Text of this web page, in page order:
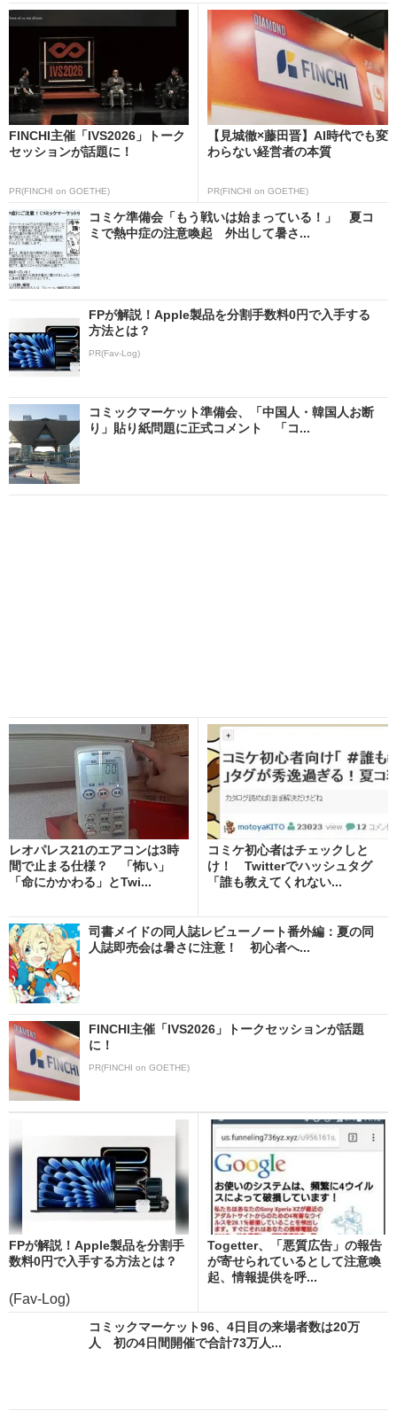
FINCHI主催「IVS2026」トーク
セッションが話題に！
PR(FINCHI on GOETHE)
【見城徹×藤田晋】AI時代でも変
わらない経営者の本質
PR(FINCHI on GOETHE)
コミケ準備会「もう戦いは始まっている！」 夏コ
ミで熱中症の注意喚起 外出して暑さ...
FPが解説！Apple製品を分割手数料0円で入手する
方法とは？
PR(Fav-Log)
コミックマーケット準備会、「中国人・韓国人お断
り」貼り紙問題に正式コメント 「コ...
レオパレス21のエアコンは3時
間で止まる仕様？ 「怖い」
「命にかかわる」とTwi...
コミケ初心者はチェックしと
け！ Twitterでハッシュタグ
「誰も教えてくれない...
司書メイドの同人誌レビューノート番外編：夏の同
人誌即売会は暑さに注意！ 初心者へ...
FINCHI主催「IVS2026」トークセッションが話題
に！
PR(FINCHI on GOETHE)
FPが解説！Apple製品を分割手
数料0円で入手する方法とは？
(Fav-Log)
Togetter、「悪質広告」の報告
が寄せられているとして注意喚
起、情報提供を呼...
コミックマーケット96、4日目の来場者数は20万
人 初の4日間開催で合計73万人...